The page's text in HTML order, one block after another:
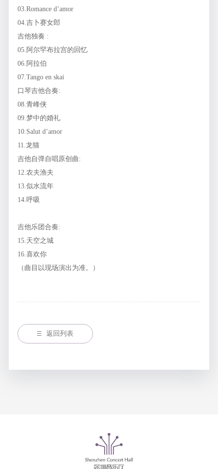
03.Romance d’amor
04.吉卜赛女郎
吉他独奏 :
05.阿尔罕布拉宫的回忆
06.阿拉伯
07.Tango en skai
口琴吉他合奏:
08.青峰侠
09.梦中的婚礼
10.Salut d’amor
11.龙猫
吉他自弹自唱原创曲:
12.农夫渔夫
13.似水流年
14.呼吸
吉他乐团合奏:
15.天空之城
16.喜欢你
（曲目以现场演出为准。）
返回列表